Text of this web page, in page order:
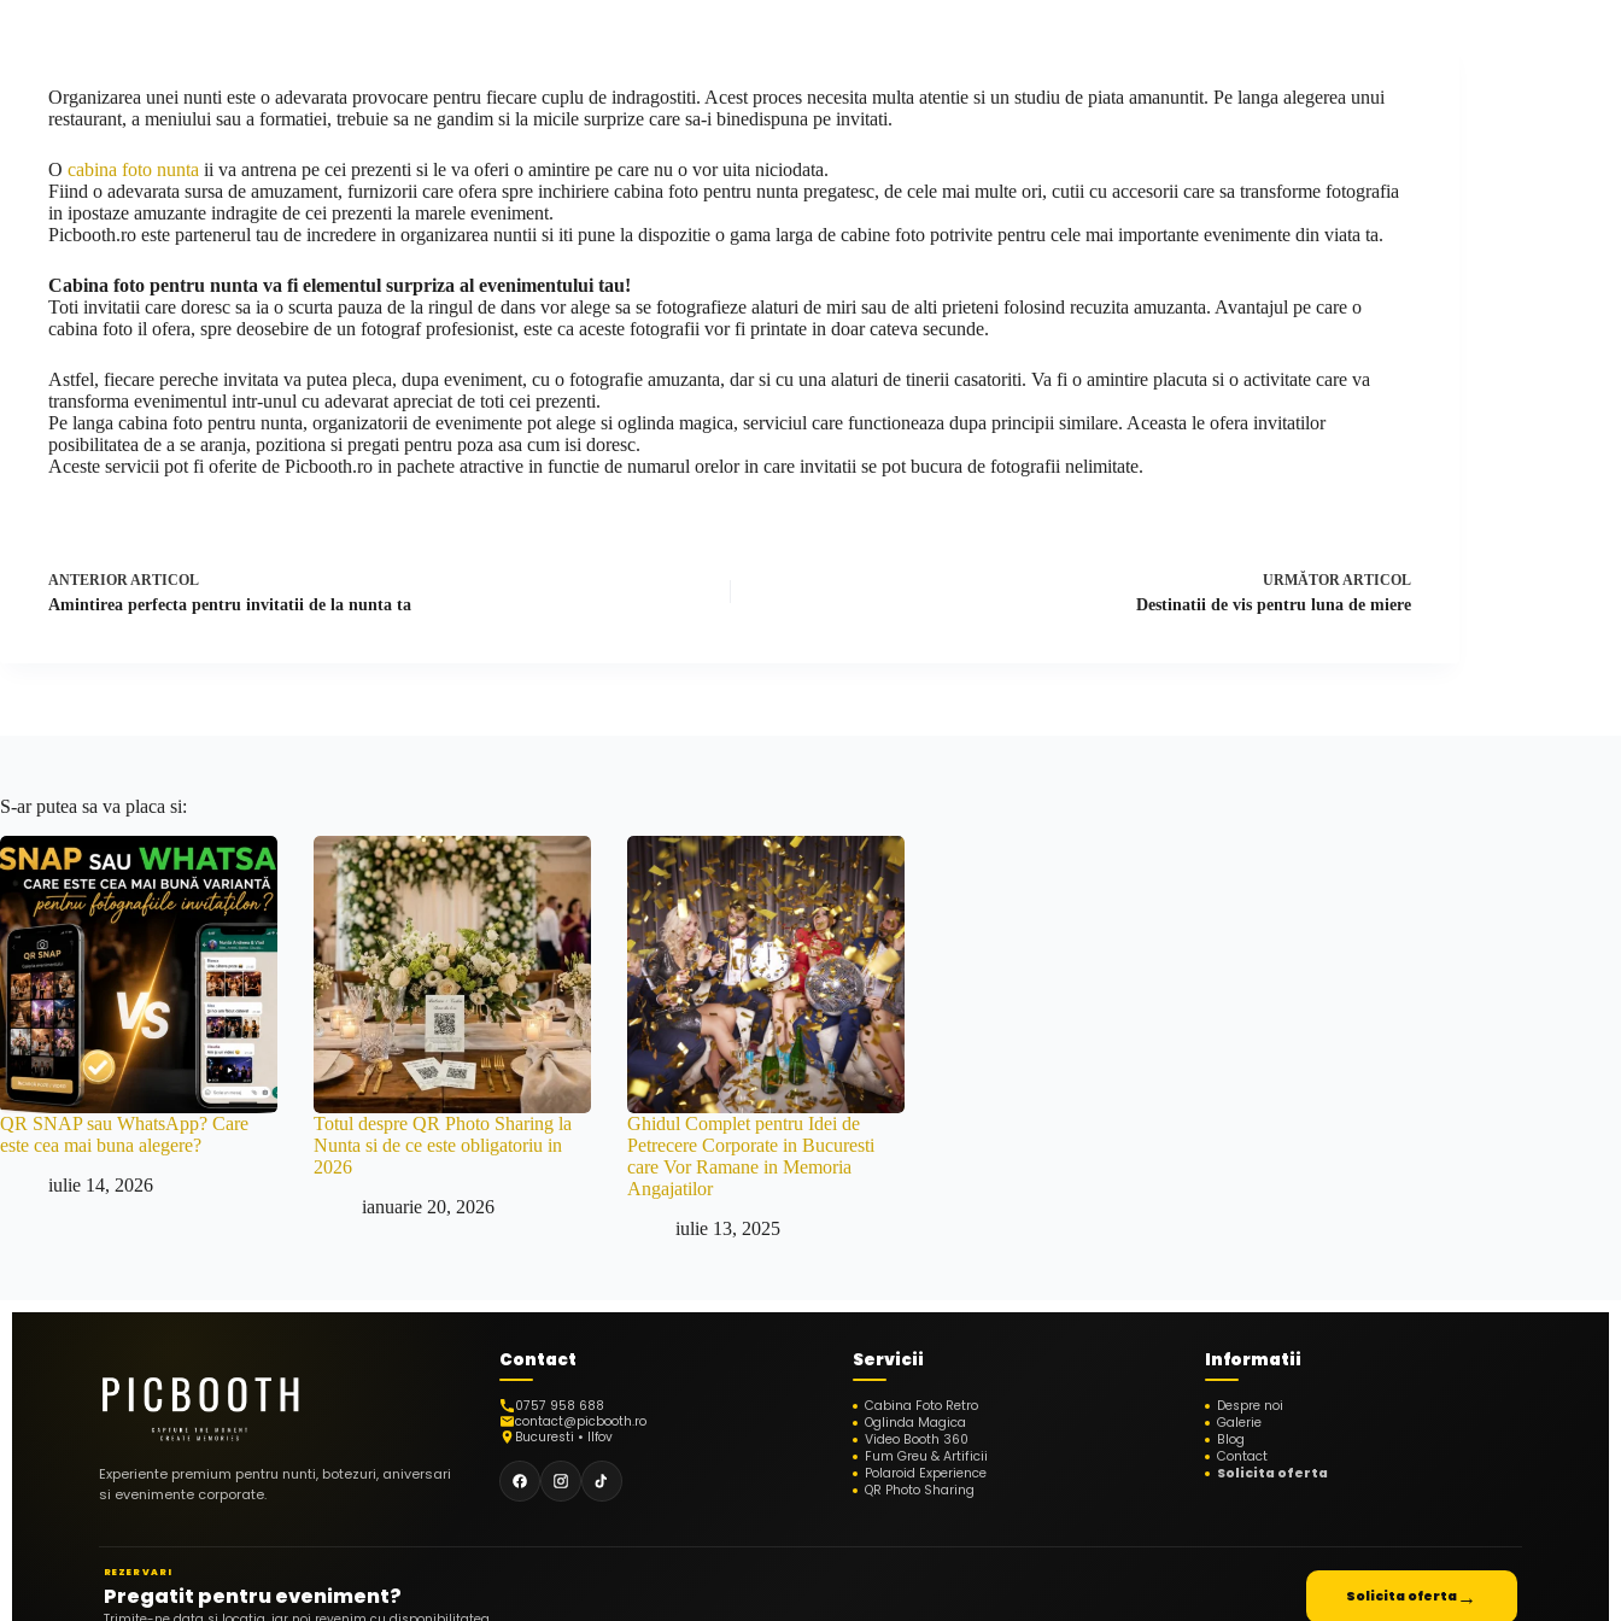
Organizarea unei nunti este o adevarata provocare pentru fiecare cuplu de indragostiti. Acest proces necesita multa atentie si un studiu de piata amanuntit. Pe langa alegerea unui
restaurant, a meniului sau a formatiei, trebuie sa ne gandim si la micile surprize care sa-i binedispuna pe invitati.
O cabina foto nunta ii va antrena pe cei prezenti si le va oferi o amintire pe care nu o vor uita niciodata.
Fiind o adevarata sursa de amuzament, furnizorii care ofera spre inchiriere cabina foto pentru nunta pregatesc, de cele mai multe ori, cutii cu accesorii care sa transforme fotografia
in ipostaze amuzante indragite de cei prezenti la marele eveniment.
Picbooth.ro este partenerul tau de incredere in organizarea nuntii si iti pune la dispozitie o gama larga de cabine foto potrivite pentru cele mai importante evenimente din viata ta.
Cabina foto pentru nunta va fi elementul surpriza al evenimentului tau!
Toti invitatii care doresc sa ia o scurta pauza de la ringul de dans vor alege sa se fotografieze alaturi de miri sau de alti prieteni folosind recuzita amuzanta. Avantajul pe care o
cabina foto il ofera, spre deosebire de un fotograf profesionist, este ca aceste fotografii vor fi printate in doar cateva secunde.
Astfel, fiecare pereche invitata va putea pleca, dupa eveniment, cu o fotografie amuzanta, dar si cu una alaturi de tinerii casatoriti. Va fi o amintire placuta si o activitate care va
transforma evenimentul intr-unul cu adevarat apreciat de toti cei prezenti.
Pe langa cabina foto pentru nunta, organizatorii de evenimente pot alege si oglinda magica, serviciul care functioneaza dupa principii similare. Aceasta le ofera invitatilor
posibilitatea de a se aranja, pozitiona si pregati pentru poza asa cum isi doresc.
Aceste servicii pot fi oferite de Picbooth.ro in pachete atractive in functie de numarul orelor in care invitatii se pot bucura de fotografii nelimitate.
ANTERIORARTICOL
Amintirea perfecta pentru invitatii de la nunta ta
URMĂTORARTICOL
Destinatii de vis pentru luna de miere
S-ar putea sa va placa si:
QR SNAP sau WhatsApp? Care
este cea mai buna alegere?
iulie 14, 2026
Totul despre QR Photo Sharing la
Nunta si de ce este obligatoriu in
2026
ianuarie 20, 2026
Ghidul Complet pentru Idei de
Petrecere Corporate in Bucuresti
care Vor Ramane in Memoria
Angajatilor
iulie 13, 2025
Experiente premium pentru nunti, botezuri, aniversari
si evenimente corporate.
Contact
0757 958 688
contact@picbooth.ro
Bucuresti • Ilfov
Servicii
Cabina Foto Retro
Oglinda Magica
Video Booth 360
Fum Greu & Artificii
Polaroid Experience
QR Photo Sharing
Informatii
Despre noi
Galerie
Blog
Contact
Solicita oferta
REZERVARI
Pregatit pentru eveniment? Solicita oferta →